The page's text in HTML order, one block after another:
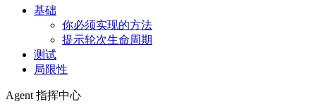
基础
你必须实现的方法
提示轮次生命周期
测试
局限性
Agent 指挥中心